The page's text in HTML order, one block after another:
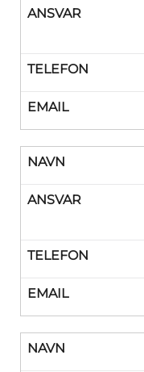
ANSVAR
TELEFON
EMAIL
NAVN
ANSVAR
TELEFON
EMAIL
NAVN